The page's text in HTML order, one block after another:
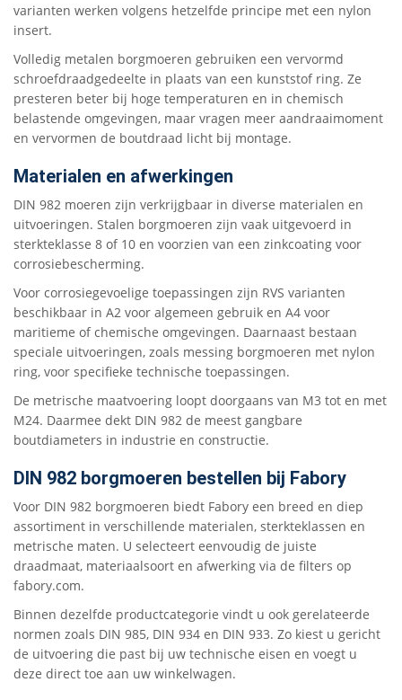
varianten werken volgens hetzelfde principe met een nylon
insert.
Volledig metalen borgmoeren gebruiken een vervormd
schroefdraadgedeelte in plaats van een kunststof ring. Ze
presteren beter bij hoge temperaturen en in chemisch
belastende omgevingen, maar vragen meer aandraaimoment
en vervormen de boutdraad licht bij montage.
Materialen en afwerkingen
DIN 982 moeren zijn verkrijgbaar in diverse materialen en
uitvoeringen. Stalen borgmoeren zijn vaak uitgevoerd in
sterkteklasse 8 of 10 en voorzien van een zinkcoating voor
corrosiebescherming.
Voor corrosiegevoelige toepassingen zijn RVS varianten
beschikbaar in A2 voor algemeen gebruik en A4 voor
maritieme of chemische omgevingen. Daarnaast bestaan
speciale uitvoeringen, zoals messing borgmoeren met nylon
ring, voor specifieke technische toepassingen.
De metrische maatvoering loopt doorgaans van M3 tot en met
M24. Daarmee dekt DIN 982 de meest gangbare
boutdiameters in industrie en constructie.
DIN 982 borgmoeren bestellen bij Fabory
Voor DIN 982 borgmoeren biedt Fabory een breed en diep
assortiment in verschillende materialen, sterkteklassen en
metrische maten. U selecteert eenvoudig de juiste
draadmaat, materiaalsoort en afwerking via de filters op
fabory.com.
Binnen dezelfde productcategorie vindt u ook gerelateerde
normen zoals DIN 985, DIN 934 en DIN 933. Zo kiest u gericht
de uitvoering die past bij uw technische eisen en voegt u
deze direct toe aan uw winkelwagen.